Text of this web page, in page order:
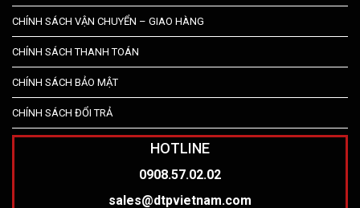
CHÍNH SÁCH VẬN CHUYỂN – GIAO HÀNG
CHÍNH SÁCH THANH TOÁN
CHÍNH SÁCH BẢO MẬT
CHÍNH SÁCH ĐỔI TRẢ
HOTLINE
0908.57.02.02
sales@dtpvietnam.com